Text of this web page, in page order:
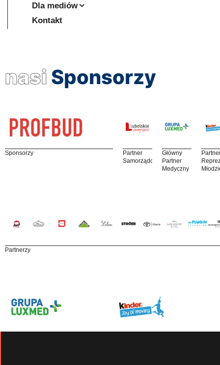
Dla mediów
Kontakt
nasi Sponsorzy
Sponsorzy
Partner
Samorządowy
Główny
Partner
Medyczny
Partnerzy